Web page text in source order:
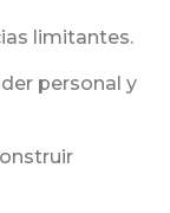
limitantes.
personal y